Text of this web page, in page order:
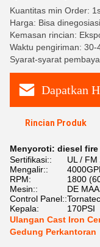
Kuantitas min Order:
Harga: Bisa
Kemasan rincian:
Waktu pengiriman: 30-
Syarat-syarat
Dapatkan
Rincian Produk
Menyoroti: diesel fire
Sertifikasi::
UL / FM
Mengalir::
RPM:
1800
Mesin::
DE
Control Panel::
Kepala:
170PSI
Ulangan Cast Iron
Gedung Perkantoran